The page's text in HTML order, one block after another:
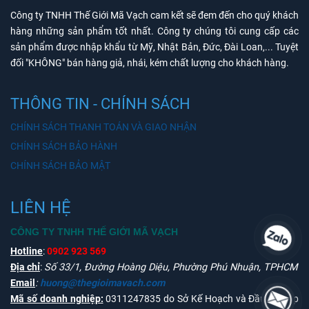
quy mô lớn, máy kiểm kho mới là sự lựa chọn lý tưởng
nhất!
Dù vậy với những kho có quy không lớn nhưng bạn lại có ý
muốn mở rộng kho, phát triển hoạt động sản xuất kinh
bạn tiết kiệm chi phí đầu tư về lâu dài.
Quản lý kho dễ dàng, nhanh chóng, chính xác
Thiết kế nhỏ gọn, kết nối không dây linh hoạt, máy kiểm
kho giúp bạn quét thông tin hàng hóa trong kho nhanh
bảo tính chính xác, hạn chế tối đa những sai sót xảy đến từ
phương pháp kiểm kho thủ công.
Tiết kiệm công sức
Với kho hàng hóa lớn, đa dạng chủng loại hàng việc kiểm
kê, quản lý theo cách cũ là không khả thi nhưng với máy
kiểm kho, bạn chỉ cần sử dụng thiết bị là đã có thể tiết kiệm
Công ty TNHH Thế Giới Mã Vạch cam kết sẽ đem đến cho quý khách
hàng những sản phẩm tốt nhất. Công ty chúng tôi cung cấp các
sản phẩm được nhập khẩu từ Mỹ, Nhật Bản, Đức, Đài Loan,... Tuyệt
đối "KHÔNG" bán hàng giả, nhái, kém chất lượng cho khách hàng.
THÔNG TIN - CHÍNH SÁCH
CHÍNH SÁCH THANH TOÁN VÀ GIAO NHẬN
CHÍNH SÁCH BẢO HÀNH
CHÍNH SÁCH BẢO MẬT
LIÊN HỆ
CÔNG TY TNHH THẾ GIỚI MÃ VẠCH
Hotline:0902 923 569
Địa chỉ: Số 33/1, Đường Hoàng Diệu, Phường Phú Nhuận, TPHCM
Email : huong@thegioimavach.com
Mã số doanh nghiệp: 0311247835 do Sở Kế Hoạch và Đầu Tư cấp